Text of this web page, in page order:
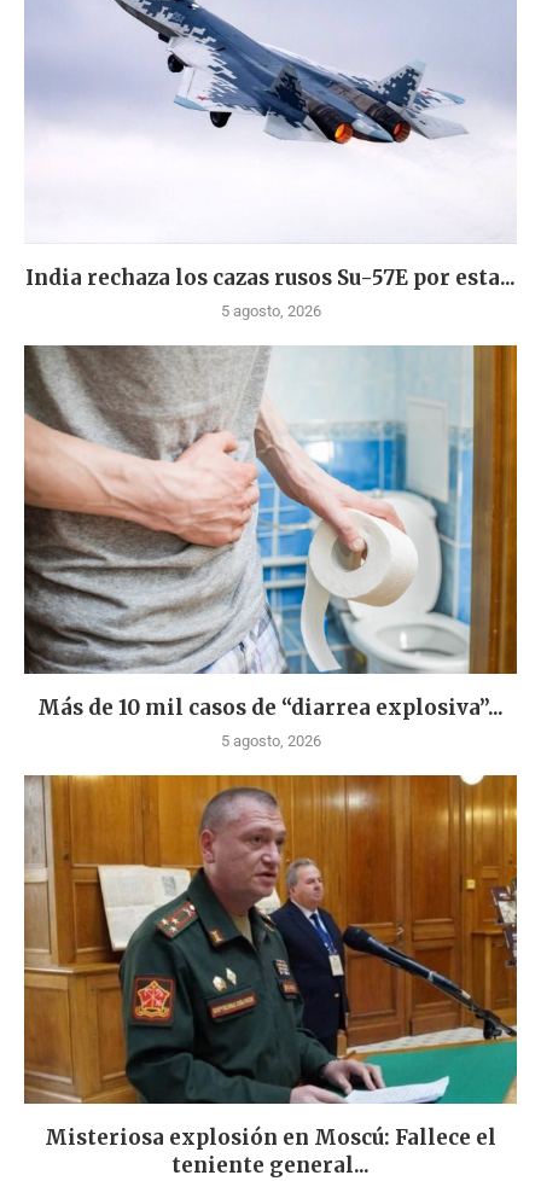
India rechaza los cazas rusos Su-57E por esta...
5 agosto, 2026
Más de 10 mil casos de “diarrea explosiva”...
5 agosto, 2026
Misteriosa explosión en Moscú: Fallece el
teniente general...